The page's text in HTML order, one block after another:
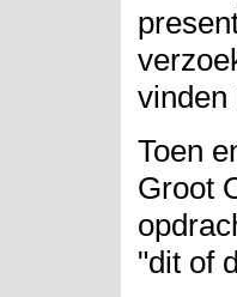
vinden
Toen
Groot
"dit of